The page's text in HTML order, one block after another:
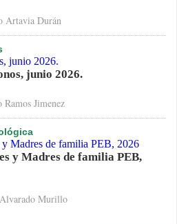
Artavia Durán
junio 2026.
Ramos Jimenez
y Madres de familia PEB,
Murillo